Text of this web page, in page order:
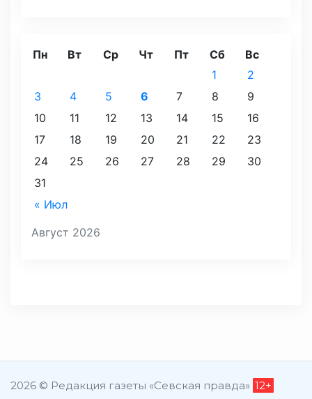
Август 2026
Пн Вт Ср Чт Пт Сб Вс
« Июл
1
2
3
4 5 6 7 8
9
10
11 12 13 14 15
16
17
18 19 20 21 22
23
24
25 26 27 28 29
30
31
2026 © Редакция газеты «Севская правда» 12+